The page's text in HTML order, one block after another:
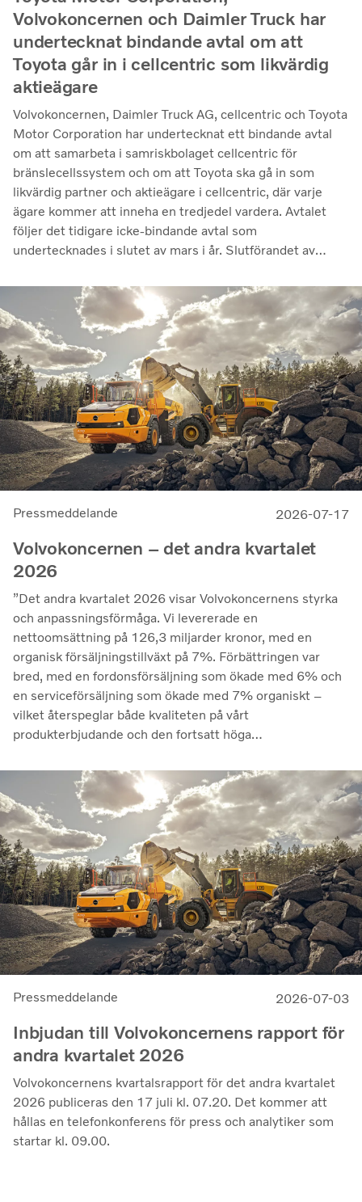
Volvokoncernen och Daimler Truck har
undertecknat bindande avtal om att
Toyota går in i cellcentric som likvärdig
aktieägare
Volvokoncernen, Daimler Truck AG, cellcentric och Toyota
Motor Corporation har undertecknat ett bindande avtal
om att samarbeta i samriskbolaget cellcentric för
bränslecellssystem och om att Toyota ska gå in som
likvärdig partner och aktieägare i cellcentric, där varje
ägare kommer att inneha en tredjedel vardera. Avtalet
följer det tidigare icke-bindande avtal som
undertecknades i slutet av mars i år. Slutförandet av
godkännanden erhålls. Genom samarbetet avser parterna
att stärka cellcentrics position som en ledande utvecklare
och producent av bränslecellssystem för tunga
kommersiella tillämpningar.
Pressmeddelande 2026-07-17
Volvokoncernen – det andra kvartalet
2026
”Det andra kvartalet 2026 visar Volvokoncernens styrka
och anpassningsförmåga. Vi levererade en
nettoomsättning på 126,3 miljarder kronor, med en
organisk försäljningstillväxt på 7%. Förbättringen var
bred, med en fordonsförsäljning som ökade med 6% och
en serviceförsäljning som ökade med 7% organiskt –
vilket återspeglar både kvaliteten på vårt
produkterbjudande och den fortsatt höga
marknader. Lönsamheten nådde sin högsta nivå under de
senaste kvartalen. Det justerade rörelseresultatet steg
till 14,8 miljarder kronor (13,5), med en justerad
rörelsemarginal på 11,7%, upp från 11,0% under andra
kvartalet 2025, en utveckling som visar vår förmåga att
generera bra resultat genom konjunkturcykeln”, säger
Martin Lundstedt, vd och koncernchef.
Pressmeddelande 2026-07-03
Inbjudan till Volvokoncernens rapport för
andra kvartalet 2026
Volvokoncernens kvartalsrapport för det andra kvartalet
2026 publiceras den 17 juli kl. 07.20. Det kommer att
hållas en telefonkonferens för press och analytiker som
startar kl. 09.00.